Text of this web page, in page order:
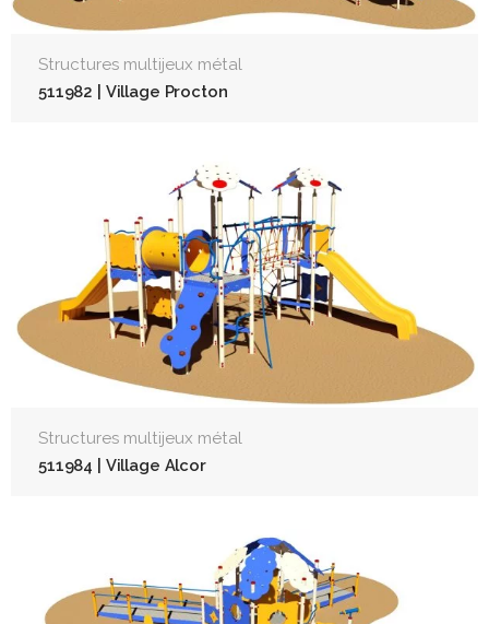
Structures multijeux métal
511982 | Village Procton
Structures multijeux métal
511984 | Village Alcor